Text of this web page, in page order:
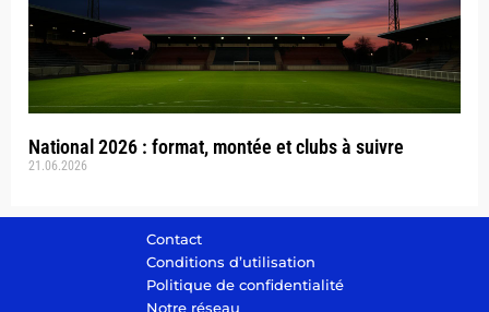
National 2026 : format, montée et clubs à suivre
21.06.2026
Contact
Conditions d’utilisation
Politique de confidentialité
Notre réseau